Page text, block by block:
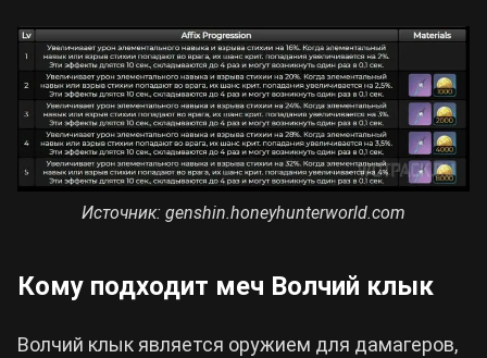
Источник: genshin.honeyhunterworld.com
Кому подходит меч Волчий клык
Волчий клык является оружием для дамагеров,